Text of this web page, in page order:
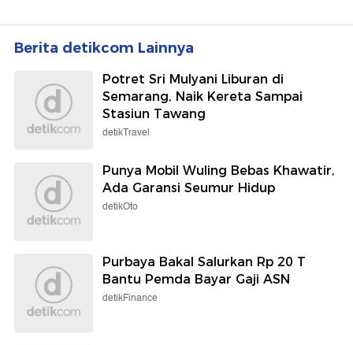
Berita detikcom Lainnya
Potret Sri Mulyani Liburan di
Semarang, Naik Kereta Sampai
Stasiun Tawang
detikTravel
Punya Mobil Wuling Bebas Khawatir,
Ada Garansi Seumur Hidup
detikOto
Purbaya Bakal Salurkan Rp 20 T
Bantu Pemda Bayar Gaji ASN
detikFinance